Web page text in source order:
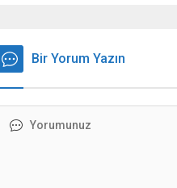
Bir Yorum Yazın